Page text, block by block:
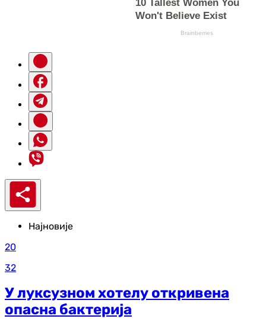
Најновије
20
32
У луксузном хотелу откривена
опасна бактерија